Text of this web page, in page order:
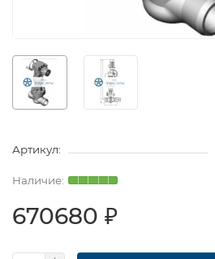
Артикул:
670680 ₽